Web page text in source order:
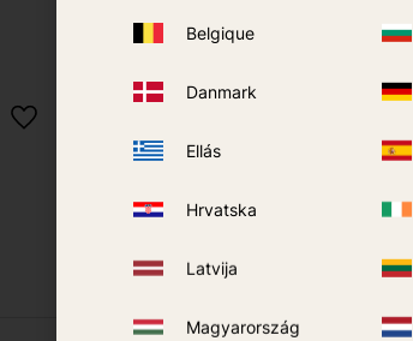
Belgique
Danmark
Ellás
Hrvatska
Latvija
Magyarország
Añadir a favoritos
Octenol Negro de Acción Rápida